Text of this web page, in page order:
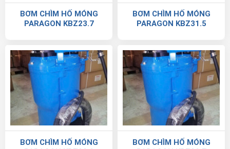
BƠM CHÌM HỐ MÓNG
PARAGON KBZ23.7
BƠM CHÌM HỐ MÓNG
PARAGON KBZ31.5
BƠM CHÌM HỐ MÓNG
BƠM CHÌM HỐ MÓNG